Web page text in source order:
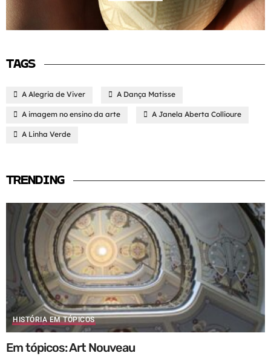
TAGS
A Alegria de Viver A Dança Matisse
A imagem no ensino da arte A Janela Aberta Collioure
A Linha Verde
TRENDING
HISTÓRIA EM TÓPICOS
Em tópicos: Art Nouveau